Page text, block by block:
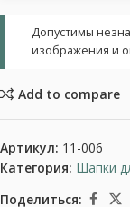
Допустимы
изображения и
Add to compare
Артикул: 11-006
Категория: Шапки
Поделиться: